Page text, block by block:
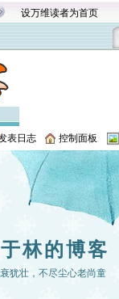
设万维读者为首页
表日志 控制面板
林的博客
犹壮，不尽尘心老尚童